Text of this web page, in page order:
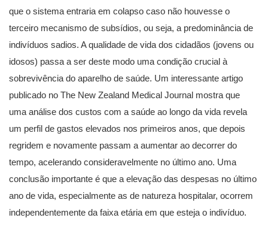
que o sistema entraria em colapso caso não houvesse o
terceiro mecanismo de subsídios, ou seja, a predominância de
indivíduos sadios. A qualidade de vida dos cidadãos (jovens ou
idosos) passa a ser deste modo uma condição crucial à
sobrevivência do aparelho de saúde. Um interessante artigo
publicado no The New Zealand Medical Journal mostra que
uma análise dos custos com a saúde ao longo da vida revela
um perfil de gastos elevados nos primeiros anos, que depois
regridem e novamente passam a aumentar ao decorrer do
tempo, acelerando consideravelmente no último ano. Uma
conclusão importante é que a elevação das despesas no último
ano de vida, especialmente as de natureza hospitalar, ocorrem
independentemente da faixa etária em que esteja o indivíduo.